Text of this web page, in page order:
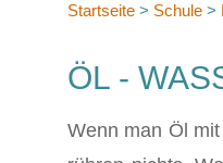
Startseite > Schule >
ÖL -
Wenn man Öl